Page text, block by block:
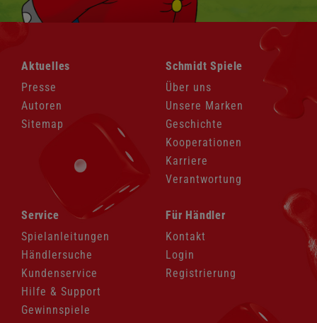
überspringen
Aktuelles
Presse
Autoren
Sitemap
Navigation
überspringen
Schmidt Spiele
Über uns
Unsere Marken
Geschichte
Kooperationen
Karriere
Verantwortung
Navigation
überspringen
Service
Spielanleitungen
Händlersuche
Kundenservice
Hilfe & Support
Gewinnspiele
Navigation
überspringen
Für Händler
Kontakt
Login
Registrierung